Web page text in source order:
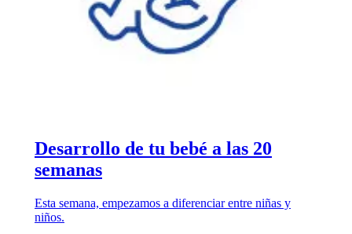
Desarrollo de tu bebé a las 20
semanas
Esta semana, empezamos a diferenciar entre niñas y
niños.